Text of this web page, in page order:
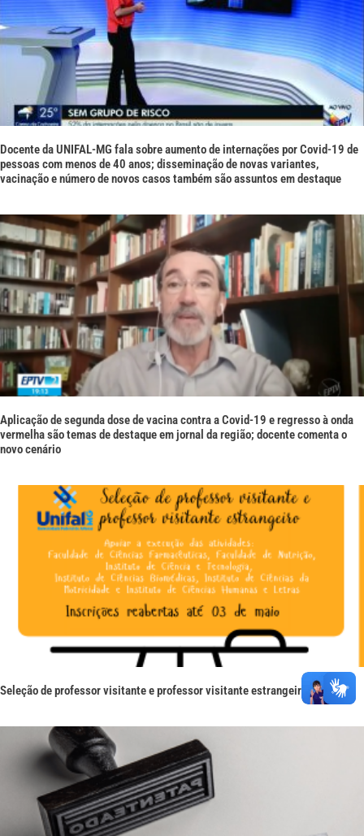
Docente da UNIFAL-MG fala sobre aumento de internações por Covid-19 de
pessoas com menos de 40 anos; disseminação de novas variantes,
vacinação e número de novos casos também são assuntos em destaque
Aplicação de segunda dose de vacina contra a Covid-19 e regresso à onda
vermelha são temas de destaque em jornal da região; docente comenta o
novo cenário
Seleção de professor visitante e professor visitante estrangeiro